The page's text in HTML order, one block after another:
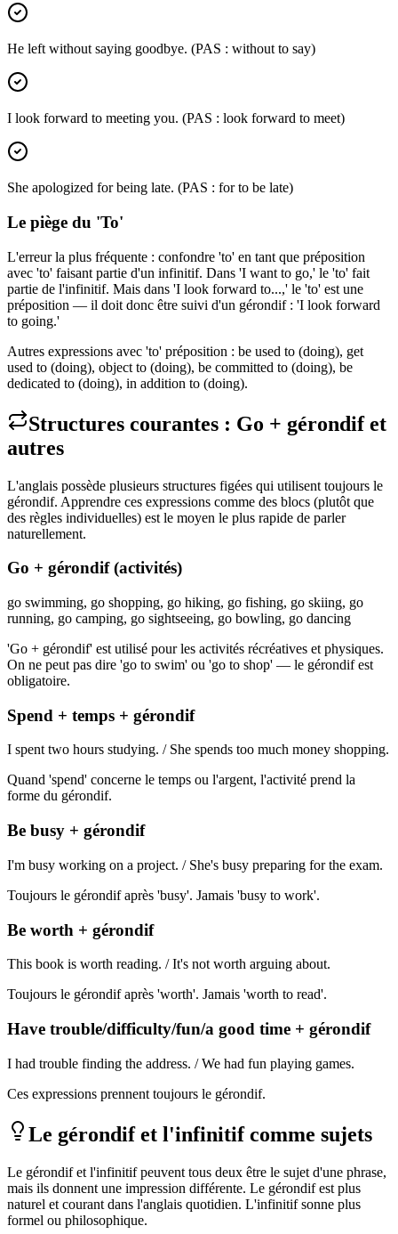
He left without saying goodbye. (PAS : without to say)
I look forward to meeting you. (PAS : look forward to meet)
She apologized for being late. (PAS : for to be late)
Le piège du 'To'
L'erreur la plus fréquente : confondre 'to' en tant que préposition
avec 'to' faisant partie d'un infinitif. Dans 'I want to go,' le 'to' fait
partie de l'infinitif. Mais dans 'I look forward to...,' le 'to' est une
préposition — il doit donc être suivi d'un gérondif : 'I look forward
to going.'
Autres expressions avec 'to' préposition : be used to (doing), get
used to (doing), object to (doing), be committed to (doing), be
dedicated to (doing), in addition to (doing).
Structures courantes : Go + gérondif et
autres
L'anglais possède plusieurs structures figées qui utilisent toujours le
gérondif. Apprendre ces expressions comme des blocs (plutôt que
des règles individuelles) est le moyen le plus rapide de parler
naturellement.
Go + gérondif (activités)
go swimming, go shopping, go hiking, go fishing, go skiing, go
running, go camping, go sightseeing, go bowling, go dancing
'Go + gérondif' est utilisé pour les activités récréatives et physiques.
On ne peut pas dire 'go to swim' ou 'go to shop' — le gérondif est
obligatoire.
Spend + temps + gérondif
I spent two hours studying. / She spends too much money shopping.
Quand 'spend' concerne le temps ou l'argent, l'activité prend la
forme du gérondif.
Be busy + gérondif
I'm busy working on a project. / She's busy preparing for the exam.
Toujours le gérondif après 'busy'. Jamais 'busy to work'.
Be worth + gérondif
This book is worth reading. / It's not worth arguing about.
Toujours le gérondif après 'worth'. Jamais 'worth to read'.
Have trouble/difficulty/fun/a good time + gérondif
I had trouble finding the address. / We had fun playing games.
Ces expressions prennent toujours le gérondif.
Le gérondif et l'infinitif comme sujets
Le gérondif et l'infinitif peuvent tous deux être le sujet d'une phrase,
mais ils donnent une impression différente. Le gérondif est plus
naturel et courant dans l'anglais quotidien. L'infinitif sonne plus
formel ou philosophique.